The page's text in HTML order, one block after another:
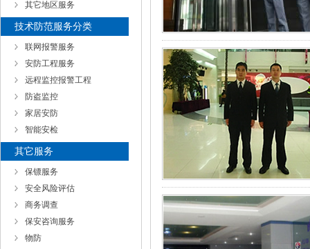
其它地区服务
技术防范服务分类
联网报警服务
安防工程服务
远程监控报警工程
防盗监控
家居安防
智能安检
其它服务
保镖服务
安全风险评估
商务调查
保安咨询服务
物防